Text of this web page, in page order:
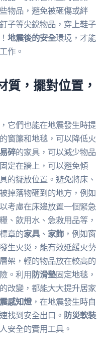
物品，避免被砸傷或絆
子等尖銳物品，穿上鞋子
地震後的安全環境，才能
作。
質，擺對位置，
它們也能在地震發生時提
的窗簾和地毯，可以降低火
碎的家具，可以減少物品
定在牆上，可以避免傾
的擺放位置。避免將床、
掉落物砸到的地方，例如
考慮在床邊放置一個緊急
、飲用水、急救用品等，
章的家具、 家飾，例如窗
生火災，能有效延緩火勢
架，輕的物品放在較高的
。利用防滑墊固定地毯，
改變，都能大大提升居家
感知燈，在地震發生時自
找到安全出口。 防災軟裝
安全的實用工具。